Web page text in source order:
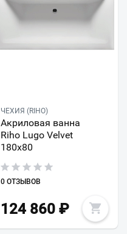
ЧЕХИЯ (RIHO)
Акриловая ванна
Riho Lugo Velvet
180x80
0 ОТЗЫВОВ
124 860₽